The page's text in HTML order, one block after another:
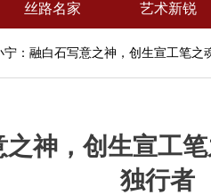
丝路名家 艺术新锐
宁：融白石写意之神，创生宣工笔
之神，创生宣工
独行者